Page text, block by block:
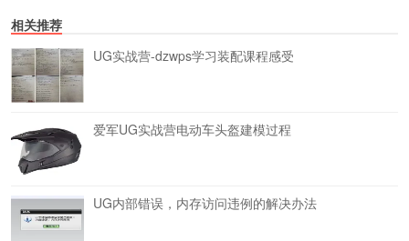
相关推荐
UG实战营-dzwps学习装配课程感受
爱军UG实战营电动车头盔建模过程
UG内部错误，内存访问违例的解决办法